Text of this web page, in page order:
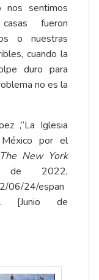
nos sentimos
fueron
o nuestras
cuando la
duro para
no es la
,“La Iglesia
por el
The New York
2022,
06/24/espan
[Junio de